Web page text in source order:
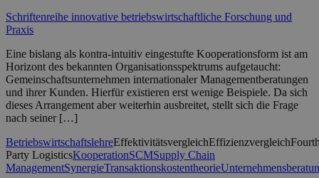
Schriftenreihe innovative betriebswirtschaftliche Forschung und
Praxis
Eine bislang als kontra-intuitiv eingestufte Kooperationsform ist am
Horizont des bekannten Organisationsspektrums aufgetaucht:
Gemeinschaftsunternehmen internationaler Managementberatungen
und ihrer Kunden. Hierfür existieren erst wenige Beispiele. Da sich
dieses Arrangement aber weiterhin ausbreitet, stellt sich die Frage
nach seiner […]
BetriebswirtschaftslehreEffektivitätsvergleichEffizienzvergleich
Party LogisticsKooperationSCMSupply Chain
ManagementSynergieTransaktionskostentheorie